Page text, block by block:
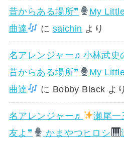
昔からある場所❞
My
曲達
に saichin より
名アレンジャー♬ 小林武史
昔からある場所❞
My
曲達
に Bobby Black より
名アレンジャー♬ 瀬尾一
友よ❞
かまやつヒロシ